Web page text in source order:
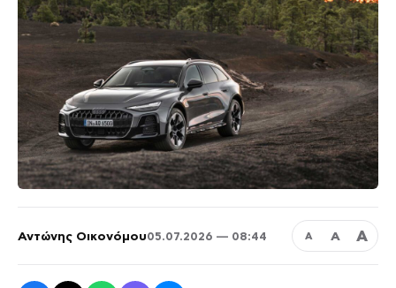
Αντώνης Οικονόμου05.07.2026 — 08:44 Α Α Α